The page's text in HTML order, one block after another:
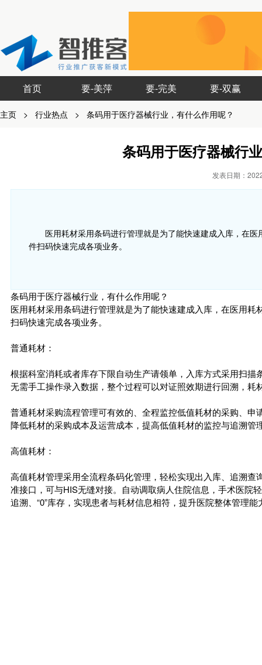
首页 要-美萍 要-完美 要-双赢
主页 > 行业热点 > 条码用于医疗器械行业，有什么作用呢？
条码用于医疗器械行
发表日期：
医用耗材采用条码进行管理就是为了能快速建成入库，在
件扫码快速完成各项业务。
条码用于医疗器械行业，有什么作用呢？
医用耗材采用条码进行管理就是为了能快速建成入库，在医用
扫码快速完成各项业务。
普通耗材：
根据科室消耗或者库存下限自动生产请领单，入库方式采用扫
无需手工操作录入数据，整个过程可以对证照效期进行回溯，
普通耗材采购流程管理可有效的、全程监控低值耗材的采购、
降低耗材的采购成本及运营成本，提高低值耗材的监控与追溯管
高值耗材：
高值耗材管理采用全流程条码化管理，轻松实现出入库、追溯查
准接口，可与HIS无缝对接。自动调取病人住院信息，手术医院
追溯、“0”库存，实现患者与耗材信息相符，提升医院整体管理